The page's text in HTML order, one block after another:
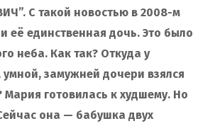
С такой новостью в 2008-м
её единственная дочь. Это было
неба. Как так? Откуда у
замужней дочери взялся
Мария готовилась к худшему. Но
она — бабушка двух